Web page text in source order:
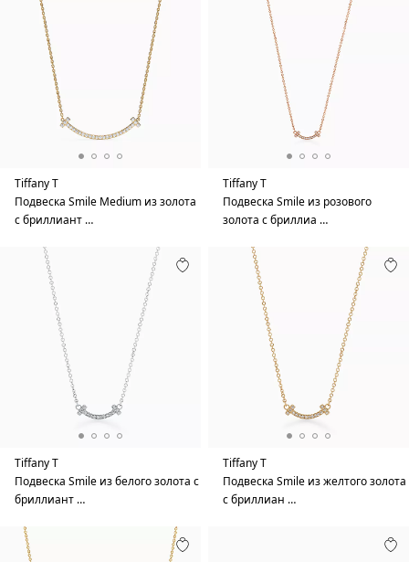
Tiffany T
Подвеска Smile Medium из золота
с бриллиант …
Tiffany T
Подвеска Smile из розового
золота с бриллиа …
Tiffany T
Подвеска Smile из белого золота с
бриллиант …
Tiffany T
Подвеска Smile из желтого золота
с бриллиан …